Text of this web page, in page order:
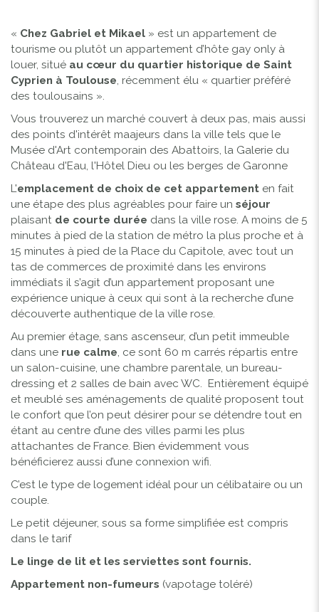
« Chez Gabriel et Mikael » est un appartement de
tourisme ou plutôt un appartement d’hôte gay only à
louer, situé au cœur du quartier historique de Saint
Cyprien à Toulouse, récemment élu « quartier préféré
des toulousains ».
Vous trouverez un marché couvert à deux pas, mais aussi
des points d'intérêt maajeurs dans la ville tels que le
Musée d'Art contemporain des Abattoirs, la Galerie du
Château d'Eau, l'Hôtel Dieu ou les berges de Garonne
L'emplacement de choix de cet appartement en fait
une étape des plus agréables pour faire un séjour
plaisant de courte durée dans la ville rose. A moins de 5
minutes à pied de la station de métro la plus proche et à
15 minutes à pied de la Place du Capitole, avec tout un
tas de commerces de proximité dans les environs
immédiats il s’agit d’un appartement proposant une
expérience unique à ceux qui sont à la recherche d’une
découverte authentique de la ville rose.
Au premier étage, sans ascenseur, d’un petit immeuble
dans une rue calme, ce sont 60 m carrés répartis entre
un salon-cuisine, une chambre parentale, un bureau-
dressing et 2 salles de bain avec WC. Entièrement équipé
et meublé ses aménagements de qualité proposent tout
le confort que l’on peut désirer pour se détendre tout en
étant au centre d’une des villes parmi les plus
attachantes de France. Bien évidemment vous
bénéficierez aussi d’une connexion wifi.
C’est le type de logement idéal pour un célibataire ou un
couple.
Le petit déjeuner, sous sa forme simplifiée est compris
dans le tarif
Le linge de lit et les serviettes sont fournis.
Appartement non-fumeurs (vapotage toléré)